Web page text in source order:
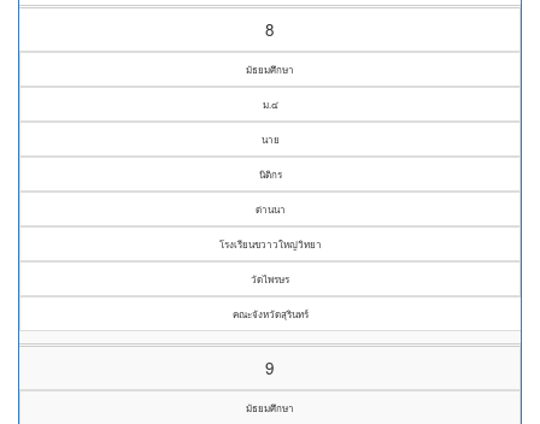
8
มัธยมศึกษา
ม.๔
นาย
นิติกร
ด่านนา
โรงเรียนขวาวใหญ่วิทยา
วัดไพรษร
คณะจังหวัดสุรินทร์
9
มัธยมศึกษา